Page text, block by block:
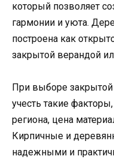
который позволяет
гармонии и уюта.
построена как
закрытой верандой
При выборе
учесть такие
региона, цена
Кирпичные и
надежными и